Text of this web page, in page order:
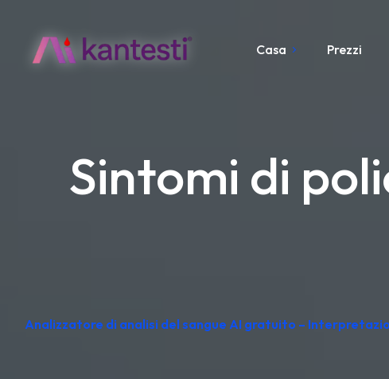
Casa Prezzi
Sintomi di
Analizzatore di analisi del sangue AI gratuito –